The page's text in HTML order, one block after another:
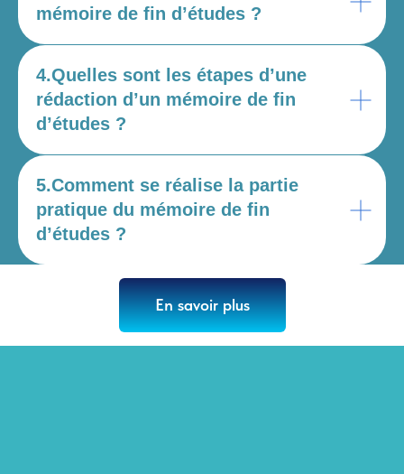
mémoire de fin d’études ?
4.Quelles sont les étapes d’une
rédaction d’un mémoire de fin
d’études ?
5.Comment se réalise la partie
pratique du mémoire de fin
d’études ?
En savoir plus